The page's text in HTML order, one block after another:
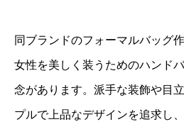
同ブランドのフォーマルバッグ
女性を美しく装うためのハンド
念があります。派手な装飾や目
プルで上品なデザインを追求し